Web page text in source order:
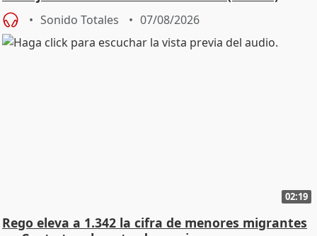
Sonido Totales 07/08/2026
02:19
Rego eleva a 1.342 la cifra de menores migrantes